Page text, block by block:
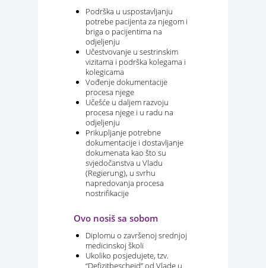
Podrška u uspostavljanju
potrebe pacijenta za njegom i
briga o pacijentima na
odjeljenju
Učestvovanje u sestrinskim
vizitama i podrška kolegama i
kolegicama
Vođenje dokumentacije
procesa njege
Učešće u daljem razvoju
procesa njege i u radu na
odjeljenju
Prikupljanje potrebne
dokumentacije i dostavljanje
dokumenata kao što su
svjedočanstva u Vladu
(Regierung), u svrhu
napredovanja procesa
nostrifikacije
Ovo nosiš sa sobom
Diplomu o završenoj srednjoj
medicinskoj školi
Ukoliko posjedujete, tzv.
“Defizitbescheid” od Vlade u